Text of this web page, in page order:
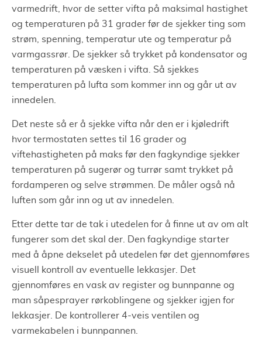
varmedrift, hvor de setter vifta på maksimal hastighet
og temperaturen på 31 grader før de sjekker ting som
strøm, spenning, temperatur ute og temperatur på
varmgassrør. De sjekker så trykket på kondensator og
temperaturen på væsken i vifta. Så sjekkes
temperaturen på lufta som kommer inn og går ut av
innedelen.
Det neste så er å sjekke vifta når den er i kjøledrift
hvor termostaten settes til 16 grader og
viftehastigheten på maks før den fagkyndige sjekker
temperaturen på sugerør og turrør samt trykket på
fordamperen og selve strømmen. De måler også nå
luften som går inn og ut av innedelen.
Etter dette tar de tak i utedelen for å finne ut av om alt
fungerer som det skal der. Den fagkyndige starter
med å åpne dekselet på utedelen før det gjennomføres
visuell kontroll av eventuelle lekkasjer. Det
gjennomføres en vask av register og bunnpanne og
man såpesprayer rørkoblingene og sjekker igjen for
lekkasjer. De kontrollerer 4-veis ventilen og
varmekabelen i bunnpannen.